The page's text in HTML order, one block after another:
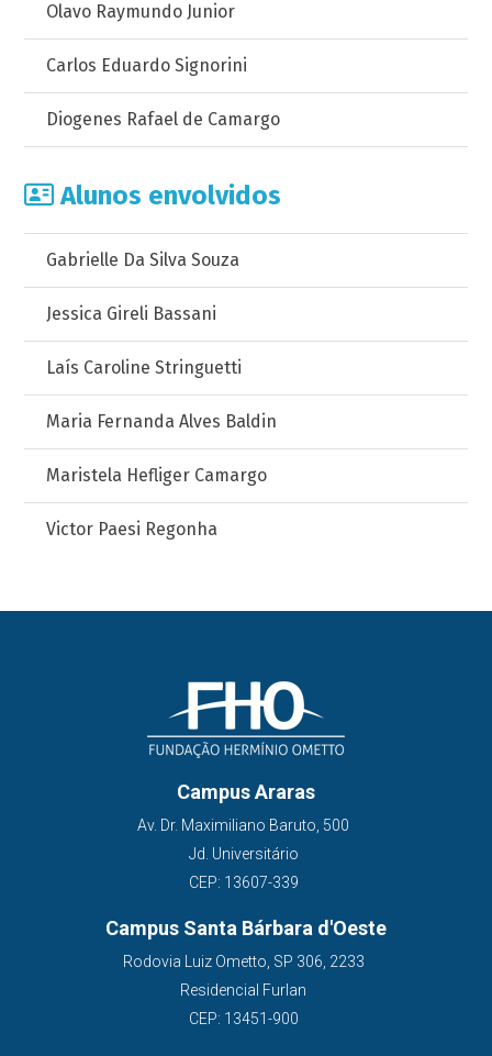
Olavo Raymundo Junior
Carlos Eduardo Signorini
Diogenes Rafael de Camargo
Alunos envolvidos
Gabrielle Da Silva Souza
Jessica Gireli Bassani
Laís Caroline Stringuetti
Maria Fernanda Alves Baldin
Maristela Hefliger Camargo
Victor Paesi Regonha
Campus Araras
Av. Dr. Maximiliano Baruto, 500
Jd. Universitário
CEP: 13607-339
Campus Santa Bárbara d'Oeste
Rodovia Luiz Ometto, SP 306, 2233
Residencial Furlan
CEP: 13451-900